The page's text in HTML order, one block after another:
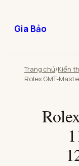
phầnGia Bảo
Trang chủ/Kiến
Rolex GMT-